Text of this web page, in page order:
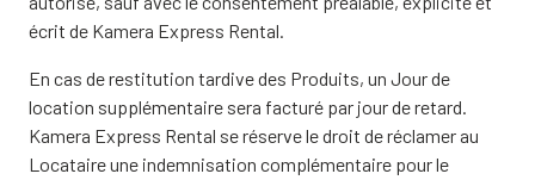
écrit de Kamera Express Rental.
En cas de restitution tardive des Produits, un Jour de
location supplémentaire sera facturé par jour de retard.
Kamera Express Rental se réserve le droit de réclamer au
Locataire une indemnisation complémentaire pour le